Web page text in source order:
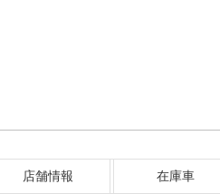
店舗情報 在庫車